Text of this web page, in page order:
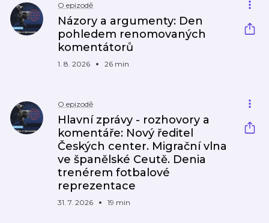
O epizodě
Názory a argumenty: Den
pohledem renomovaných
komentátorů
1. 8. 2026 26 min
O epizodě
Hlavní zprávy - rozhovory a
komentáře: Nový ředitel
Českých center. Migrační vlna
ve španělské Ceutě. Denia
trenérem fotbalové
reprezentace
31. 7. 2026 19 min